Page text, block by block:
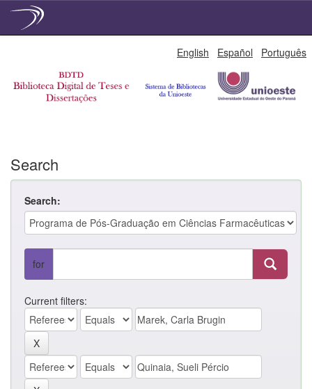
English Español Português
Search
Search:
for
Current filters: